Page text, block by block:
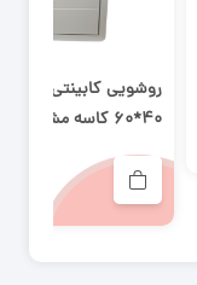
روشویی کابینتی
۴۰*۶۰ کاسه مشکی گاتریا